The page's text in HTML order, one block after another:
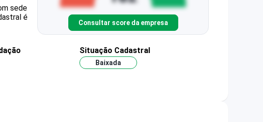
sede
é
Consultar score da empresa
Situação Cadastral
Baixada